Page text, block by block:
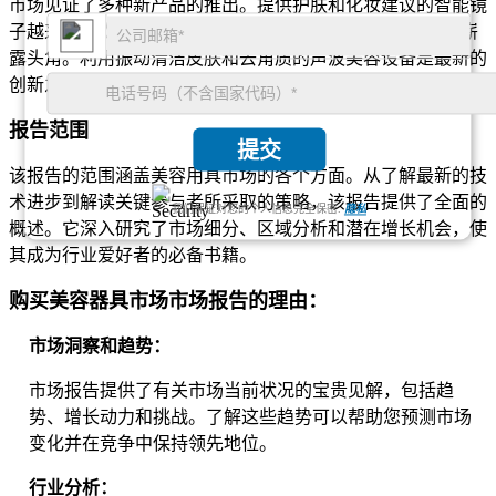
提交
我们保证对您的个人信息完全保密.隐私
市场见证了多种新产品的推出。提供护肤和化妆建议的智能镜
子越来越受欢迎。针对各种皮肤问题的 LED 光疗设备也已崭
露头角。利用振动清洁皮肤和去角质的声波美容设备是最新的
创新之一。
报告范围
该报告的范围涵盖美容用具市场的各个方面。从了解最新的技
术进步到解读关键参与者所采取的策略，该报告提供了全面的
概述。它深入研究了市场细分、区域分析和潜在增长机会，使
其成为行业爱好者的必备书籍。
购买美容器具市场市场报告的理由：
市场洞察和趋势：
市场报告提供了有关市场当前状况的宝贵见解，包括趋
势、增长动力和挑战。了解这些趋势可以帮助您预测市场
变化并在竞争中保持领先地位。
行业分析：